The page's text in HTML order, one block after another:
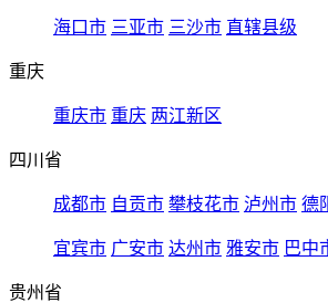
海口市 三亚市 三沙市 直辖县级
重庆
重庆市 重庆 两江新区
四川省
成都市 自贡市 攀枝花市 泸州市 德
宜宾市 广安市 达州市 雅安市 巴中
贵州省